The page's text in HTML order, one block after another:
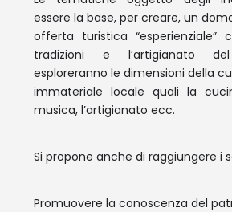
essere la base, per creare, un
offerta turistica “esperienziale”
tradizioni e l’artigianato
esploreranno le dimensioni della
immateriale locale quali la
musica, l’artigianato ecc.
Si propone anche di raggiungere i
Promuovere la conoscenza del